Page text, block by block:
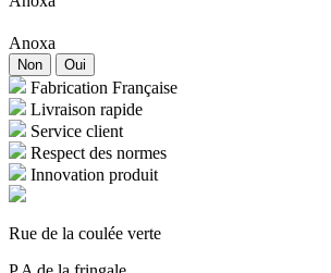
Anoxa
Non Oui
Fabrication Française
Livraison rapide
Service client
Respect des normes
Innovation produit
Rue de la coulée verte